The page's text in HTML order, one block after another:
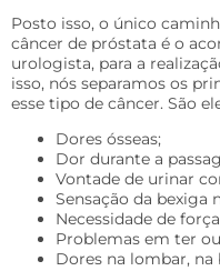
Posto isso, o único
câncer de próstata é o
urologista, para a
isso, nós separamos os
esse tipo de câncer. São
Dores ósseas;
Dor durante a
Vontade de urinar
Sensação da bexiga
Necessidade de
Problemas em ter
Dores na lombar, na